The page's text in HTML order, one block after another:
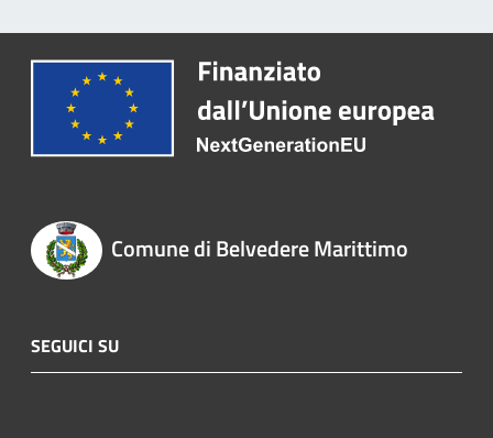
Comune di Belvedere Marittimo
SEGUICI SU